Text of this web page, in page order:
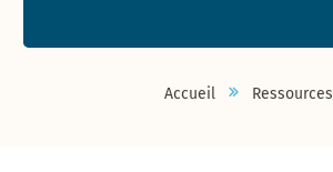
Accueil Ressources